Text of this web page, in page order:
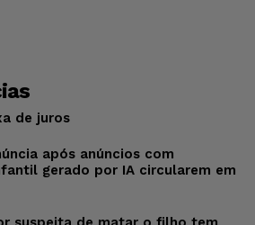
de juros
após anúncios com
gerado por IA circularem em